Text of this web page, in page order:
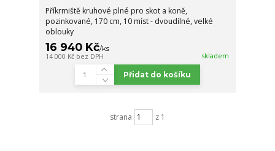
Příkrmiště kruhové plné pro skot a koně,
pozinkované, 170 cm, 10 míst - dvoudílné, velké
oblouky
16 940 Kč/ks
14 000 Kč bez DPH skladem
Přidat do košíku
strana z 1